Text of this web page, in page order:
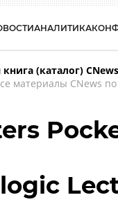
АНАЛИТИКА
(каталог) CNews
материалы CNews